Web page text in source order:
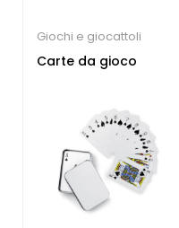
Giochi e giocattoli
Carte da gioco